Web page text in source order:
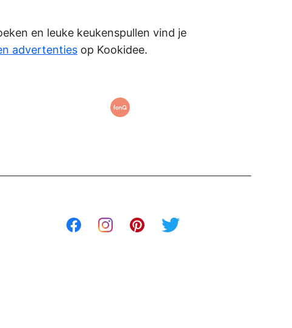
en leuke keukenspullen vind je
advertenties op Kookidee.